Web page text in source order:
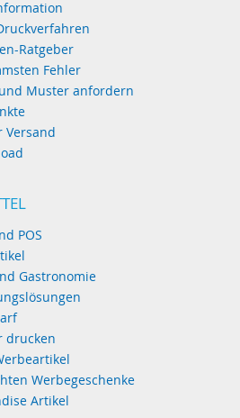
Ratgeber
Fehler
Muster anfordern
Versand
POS
Gastronomie
drucken
Werbegeschenke
Artikel